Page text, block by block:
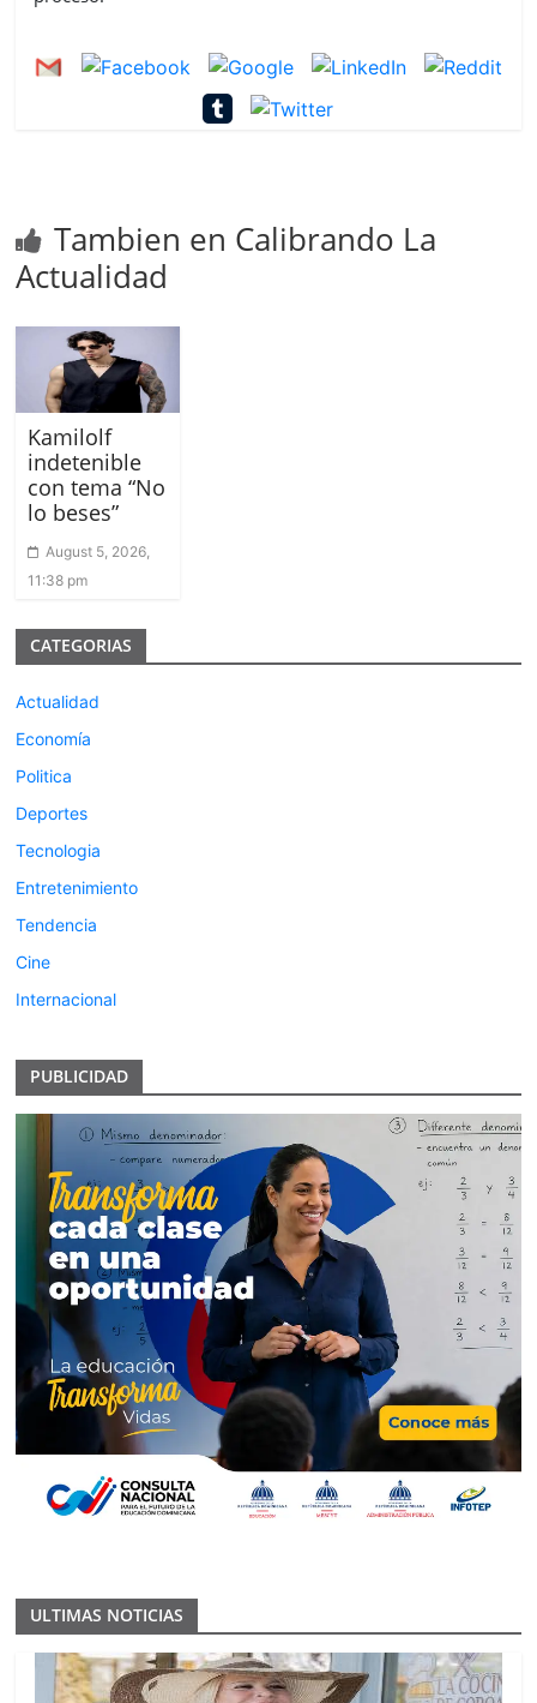
Tambien en Calibrando La
Actualidad
Kamilolf
indetenible
con tema “No
lo beses”
August 5, 2026,
11:38 pm
CATEGORIAS
Actualidad
Economía
Politica
Deportes
Tecnologia
Entretenimiento
Tendencia
Cine
Internacional
PUBLICIDAD
ULTIMAS NOTICIAS